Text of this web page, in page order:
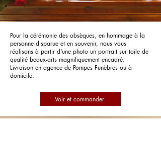
Pour la cérémonie des obsèques, en hommage à la
personne disparue et en souvenir, nous vous
réalisons à partir d'une photo un portrait sur toile de
qualité beaux-arts magnifiquement encadré.
Livraison en agence de Pompes Funèbres ou à
domicile.
Voir et commander